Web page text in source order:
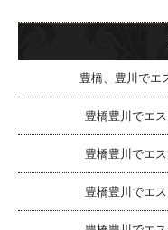
豊橋、豊川でエ
豊橋豊川でエ
豊橋豊川でエ
豊橋豊川でエ